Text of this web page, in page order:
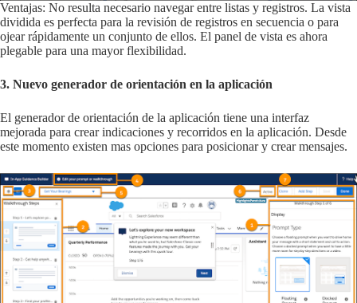
Ventajas: No resulta necesario navegar entre listas y registros. La vista
dividida es perfecta para la revisión de registros en secuencia o para
ojear rápidamente un conjunto de ellos. El panel de vista es ahora
plegable para una mayor flexibilidad.
3. Nuevo generador de orientación en la aplicación
El generador de orientación de la aplicación tiene una interfaz
mejorada para crear indicaciones y recorridos en la aplicación. Desde
este momento existen mas opciones para posicionar y crear mensajes.